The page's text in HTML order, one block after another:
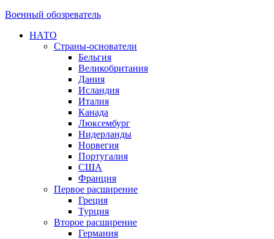
Военный обозреватель
НАТО
Страны-основатели
Бельгия
Великобритания
Дания
Исландия
Италия
Канада
Люксембург
Нидерланды
Норвегия
Португалия
США
Франция
Первое расширение
Греция
Турция
Второе расширение
Германия